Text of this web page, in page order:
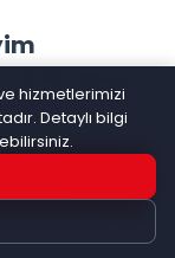
Vardır
kolay alışveriş
Google Play'e
hizmetlerimizi
Detaylı bilgi